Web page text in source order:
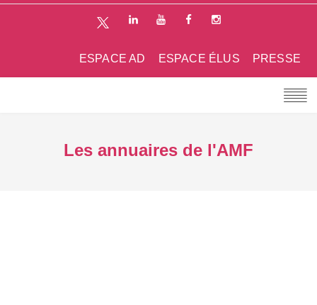
PRESSE
ESPACE ÉLUS
ESPACE AD
Les annuaires de l'AMF